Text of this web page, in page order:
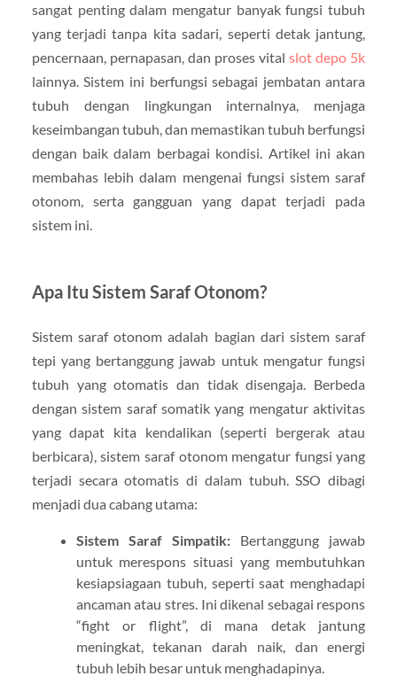
sangat penting dalam mengatur banyak fungsi tubuh
yang terjadi tanpa kita sadari, seperti detak jantung,
pencernaan, pernapasan, dan proses vitalslot depo 5k
lainnya. Sistem ini berfungsi sebagai jembatan antara
tubuh dengan lingkungan internalnya, menjaga
keseimbangan tubuh, dan memastikan tubuh berfungsi
dengan baik dalam berbagai kondisi. Artikel ini akan
membahas lebih dalam mengenai fungsi sistem saraf
otonom, serta gangguan yang dapat terjadi pada
sistem ini.
Apa Itu Sistem Saraf Otonom?
Sistem saraf otonom adalah bagian dari sistem saraf
tepi yang bertanggung jawab untuk mengatur fungsi
tubuh yang otomatis dan tidak disengaja. Berbeda
dengan sistem saraf somatik yang mengatur aktivitas
yang dapat kita kendalikan (seperti bergerak atau
berbicara), sistem saraf otonom mengatur fungsi yang
terjadi secara otomatis di dalam tubuh. SSO dibagi
menjadi dua cabang utama:
Sistem Saraf Simpatik: Bertanggung jawab
untuk merespons situasi yang membutuhkan
kesiapsiagaan tubuh, seperti saat menghadapi
ancaman atau stres. Ini dikenal sebagai respons
“fight or flight”, di mana detak jantung
meningkat, tekanan darah naik, dan energi
tubuh lebih besar untuk menghadapinya.